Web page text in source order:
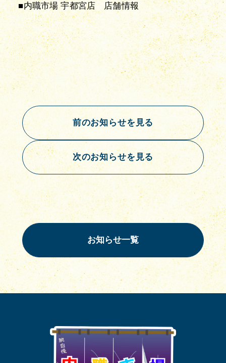
■内職市場 宇都宮店　店舗情報
前のお知らせを見る
次のお知らせを見る
お知らせ一覧